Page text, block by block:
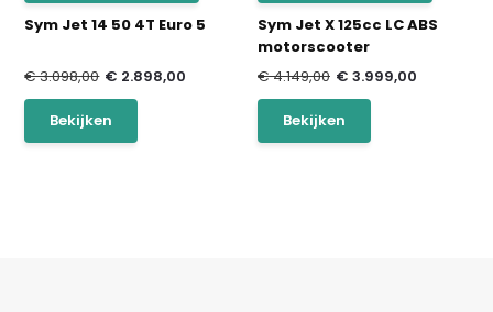
Sym Jet 14 50 4T Euro 5
€ 3.098,00 € 2.898,00
Bekijken
Sym Jet X 125cc LC ABS
motorscooter
€ 4.149,00 € 3.999,00
Bekijken